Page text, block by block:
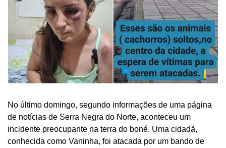
No último domingo, segundo informações de uma página
de notícias de Serra Negra do Norte, aconteceu um
incidente preocupante na terra do boné. Uma cidadã,
conhecida como Vaninha, foi atacada por um bando de